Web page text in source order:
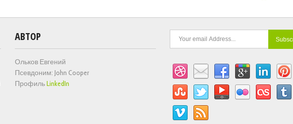
АВТОР
Ольков Евгений
Псевдоним: John Cooper
ПрофильLinkedIn